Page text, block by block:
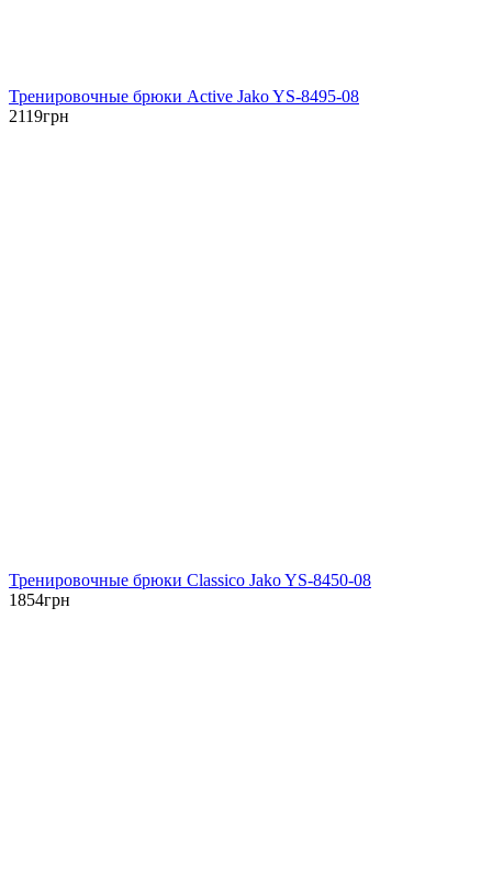
Тренировочные брюки Active Jako YS-8495-08
2119грн
Тренировочные брюки Classico Jako YS-8450-08
1854грн